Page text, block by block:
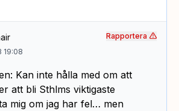
19:08
Kan inte hålla med om att
att bli Sthlms viktigaste
mig om jag har fel… men
Rapportera